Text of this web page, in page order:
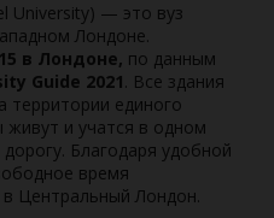
University) — это вуз
Лондоне.
в Лондоне, по данным
Guide 2021. Все здания
территории единого
живут и учатся в одном
Благодаря удобной
время
Центральный Лондон.